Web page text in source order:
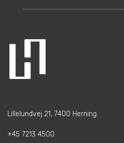
Lillelundvej 21, 7400 Herning
+45 7213 4500